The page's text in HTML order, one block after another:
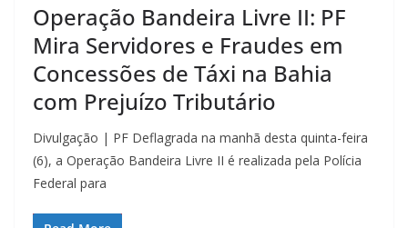
Operação Bandeira Livre II: PF
Mira Servidores e Fraudes em
Concessões de Táxi na Bahia
com Prejuízo Tributário
Divulgação | PF Deflagrada na manhã desta quinta-feira
(6), a Operação Bandeira Livre II é realizada pela Polícia
Federal para